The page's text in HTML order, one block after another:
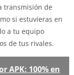
transmisión de
si estuvieras en
a tu equipo
de tus rivales.
APK: 100% en